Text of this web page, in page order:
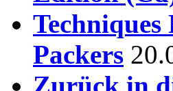
Packers